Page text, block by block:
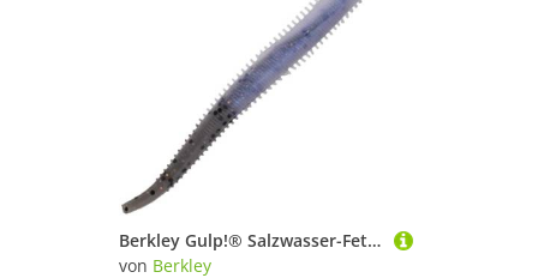
Berkley Gulp!® Salzwasser-Fett-Sandwurm; Realistischer Weichplastik-Angelköder, Salzwasser-Angler; Hohlkörper für lebensechte Aktion; mit Gulp! Duftstoff; Boot, Ufer & Mündung, 10cm, Molting Shrimp
von Berkley